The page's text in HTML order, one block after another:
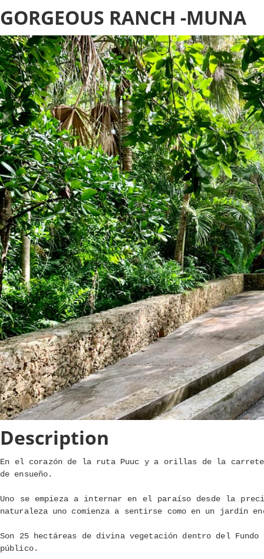
GORGEOUS RANCH -MUNA
Description
En el corazón de la ruta Puuc y a orillas de la
de ensueño.
Uno se empieza a internar en el paraíso desde la
naturaleza uno comienza a sentirse como en un jardín
Son 25 hectáreas de divina vegetación dentro del
público.